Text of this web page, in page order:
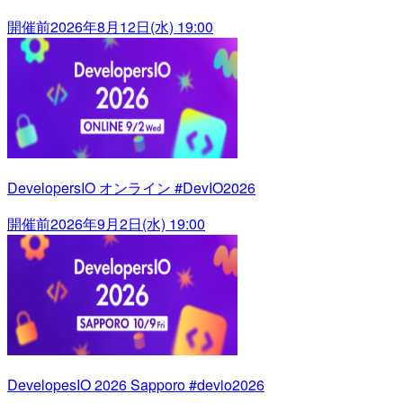
開催前2026年8月12日(水) 19:00
DevelopersIO オンライン #DevIO2026
開催前2026年9月2日(水) 19:00
DevelopesIO 2026 Sapporo #devio2026